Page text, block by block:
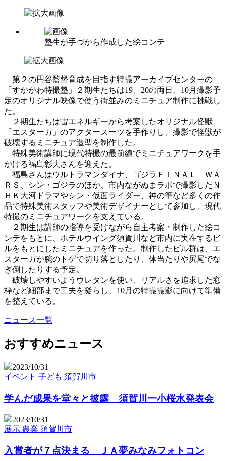
塾生が手づから作成した絵コンテ
第２の円谷監督育成を目指す特撮アーカイブセンターの
「すかがわ特撮塾」２期生たちは19、20の両日、10月撮影予
定のオリジナル映像で使う街並みのミニチュア制作に挑戦し
た。
２期生たちは雷エネルギーから考案したオリジナル怪獣
「エスターガ」のアクタースーツを手作りし、撮影で怪獣が
破壊するミニチュア造型を制作した。
特殊美術講師に現代特撮の最前線でミニチュアワークを手
がける福島彰夫さんを迎えた。
福島さんはウルトラマンダイナ、ゴジラＦＩＮＡＬ ＷＡ
ＲＳ、シン・ゴジラのほか、市内ながぬまラボで撮影したＮ
ＨＫ大河ドラマやシン・仮面ライダー、神の筆など多くの作
品で特殊美術スタッフや美術デザイナーとして参加し、現代
特撮のミニチュアワークを支えている。
２期生は講師の指導を受けながら自主考案・制作した絵コ
ンテをもとに、ホテルウイング須賀川など市内に実在するビ
ルをもとにしたミニチュアを作った。制作したビル群は、エ
スターガが腕のトゲで切り落としたり、体当たりや尻尾でな
ぎ倒したりする予定。
破壊しやすいようウレタンを使い、リアルさを追求した窓
枠など細部まで工夫を凝らし、10月の特撮撮影に向けて準備
を整えている。
ニュース一覧
おすすめニュース
2023/10/31
イベント 子ども 須賀川市
学んだ成果を堂々と披露 須賀川一小桜水発表会
2023/10/31
展示 農業 須賀川市
入賞者が７点決まる ＪＡ夢みなみフォトコン